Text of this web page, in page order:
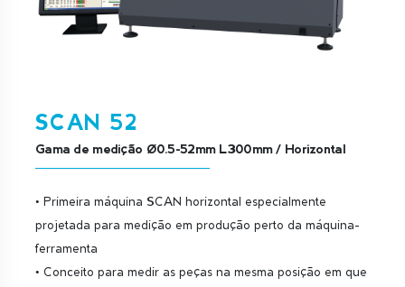
SCAN 52
Gama de medição Ø0.5-52mm L300mm / Horizontal
• Primeira máquina SCAN horizontal especialmente
projetada para medição em produção perto da máquina-
ferramenta
• Conceito para medir as peças na mesma posição em que